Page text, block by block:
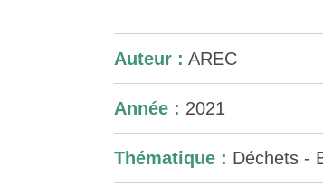
Auteur : AREC
Année : 2021
Thématique : Déchets -